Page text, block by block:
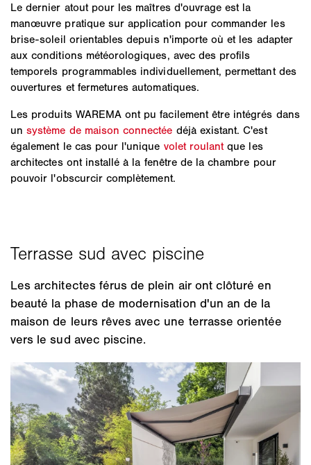
Le dernier atout pour les maîtres d'ouvrage est la
manœuvre pratique sur application pour commander les
brise-soleil orientables depuis n'importe où et les adapter
aux conditions météorologiques, avec des profils
temporels programmables individuellement, permettant des
ouvertures et fermetures automatiques.
Les produits WAREMA ont pu facilement être intégrés dans
unsystème de maison connectée déjà existant. C'est
également le cas pour l'unique volet roulantque les
architectes ont installé à la fenêtre de la chambre pour
pouvoir l'obscurcir complètement.
Les architectes férus de plein air ont clôturé en
beauté la phase de modernisation d'un an de la
maison de leurs rêves avec une terrasse orientée
vers le sud avec piscine.